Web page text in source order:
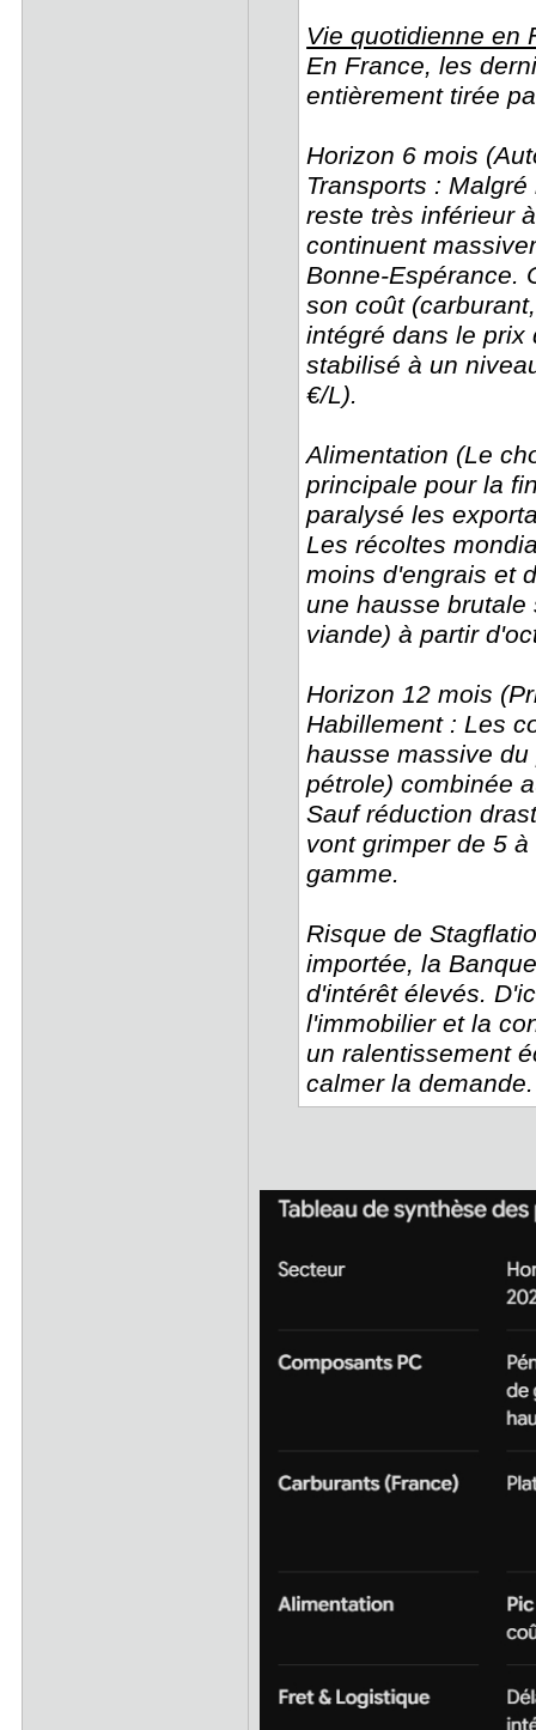
Vie quotidienne en
En France, les
entièrement tirée
Horizon 6 mois
Transports :
reste très inférieur
continuent
Bonne-Espérance.
son coût
intégré dans le prix
stabilisé à un
€/L).
Alimentation (Le
principale pour la
paralysé les
Les récoltes
moins d'engrais et
une hausse
viande) à partir
Horizon 12 mois
Habillement : Les
hausse massive
pétrole) combinée
Sauf réduction
vont grimper de 5
gamme.
Risque de
importée, la
d'intérêt élevés.
l'immobilier et la
un ralentissement
calmer la demande.